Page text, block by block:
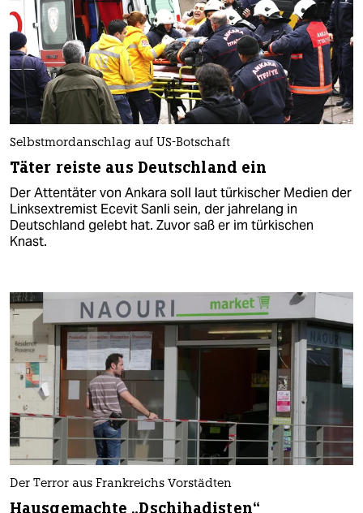
Selbstmordanschlag auf US-Botschaft
Täter reiste aus Deutschland ein
Der Attentäter von Ankara soll laut türkischer Medien der
Linksextremist Ecevit Sanli sein, der jahrelang in
Deutschland gelebt hat. Zuvor saß er im türkischen
Knast.
Der Terror aus Frankreichs Vorstädten
Hausgemachte „Dschihadisten“